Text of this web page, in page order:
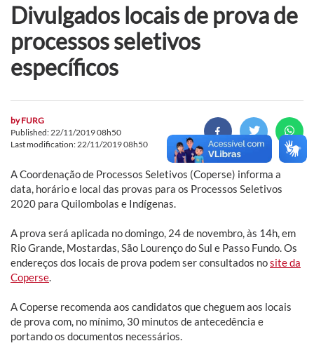
Divulgados locais de prova de
processos seletivos
específicos
byFURG
Published: 22/11/2019 08h50
Last modification: 22/11/2019 08h50
A Coordenação de Processos Seletivos (Coperse) informa a
data, horário e local das provas para os Processos Seletivos
2020 para Quilombolas e Indígenas.
A prova será aplicada no domingo, 24 de novembro, às 14h, em
Rio Grande, Mostardas, São Lourenço do Sul e Passo Fundo. Os
endereços dos locais de prova podem ser consultados nosite da
Coperse
A Coperse recomenda aos candidatos que cheguem aos locais
de prova com, no mínimo, 30 minutos de antecedência e
portando os documentos necessários.